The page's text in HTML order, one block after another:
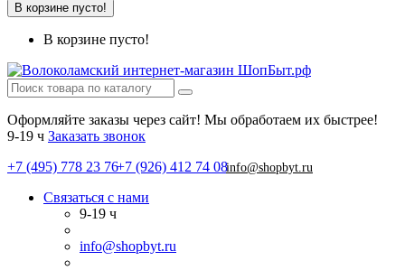
В корзине пусто!
В корзине пусто!
Оформляйте заказы через сайт! Мы обработаем их быстрее!
9-19 ч Заказать звонок
+7 (495) 778 23 76+7 (926) 412 74 08info@shopbyt.ru
Связаться с нами
9-19 ч
info@shopbyt.ru